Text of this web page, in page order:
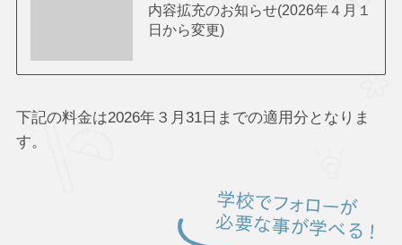
内容拡充のお知らせ(2026年４月１
日から変更)
下記の料金は2026年３月31日までの適用分となりま
す。